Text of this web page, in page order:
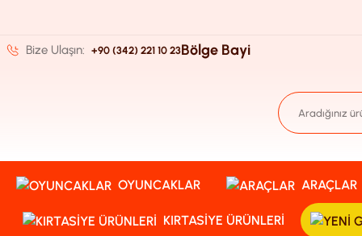
Bize Ulaşın: +90 (342) 221 10 23Bölge Bayi
OYUNCAKLAR ARAÇLAR
KIRTASIYE ÜRÜNLERI